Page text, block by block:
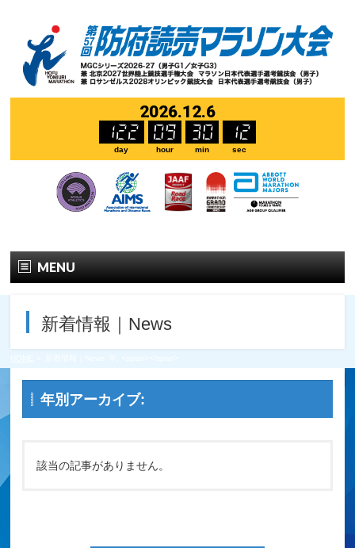
2026.12.6
122
day
09
hour
30
min
12
sec
MENU
開催要項
開催要項
English Guidelines
募集要項
Application Requirements
Elite Men [PDF]
新着情報｜News
年別アーカイブ:
該当の記事がありません。